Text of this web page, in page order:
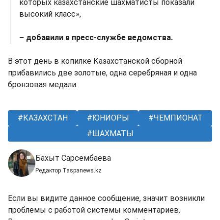
которых казахстанские шахматисты показали
высокий класс»,
– добавили в пресс-службе ведомства.
В этот день в копилке Казахстанской сборной
прибавились две золотые, одна серебряная и одна
бронзовая медали.
КАЗАХСТАН ЮНИОРЫ
ЧЕМПИОНАТ
ШАХМАТЫ
Бахыт Сарсембаева
Редактор Taspanews.kz
Если вы видите данное сообщение, значит возникли
проблемы с работой системы комментариев.